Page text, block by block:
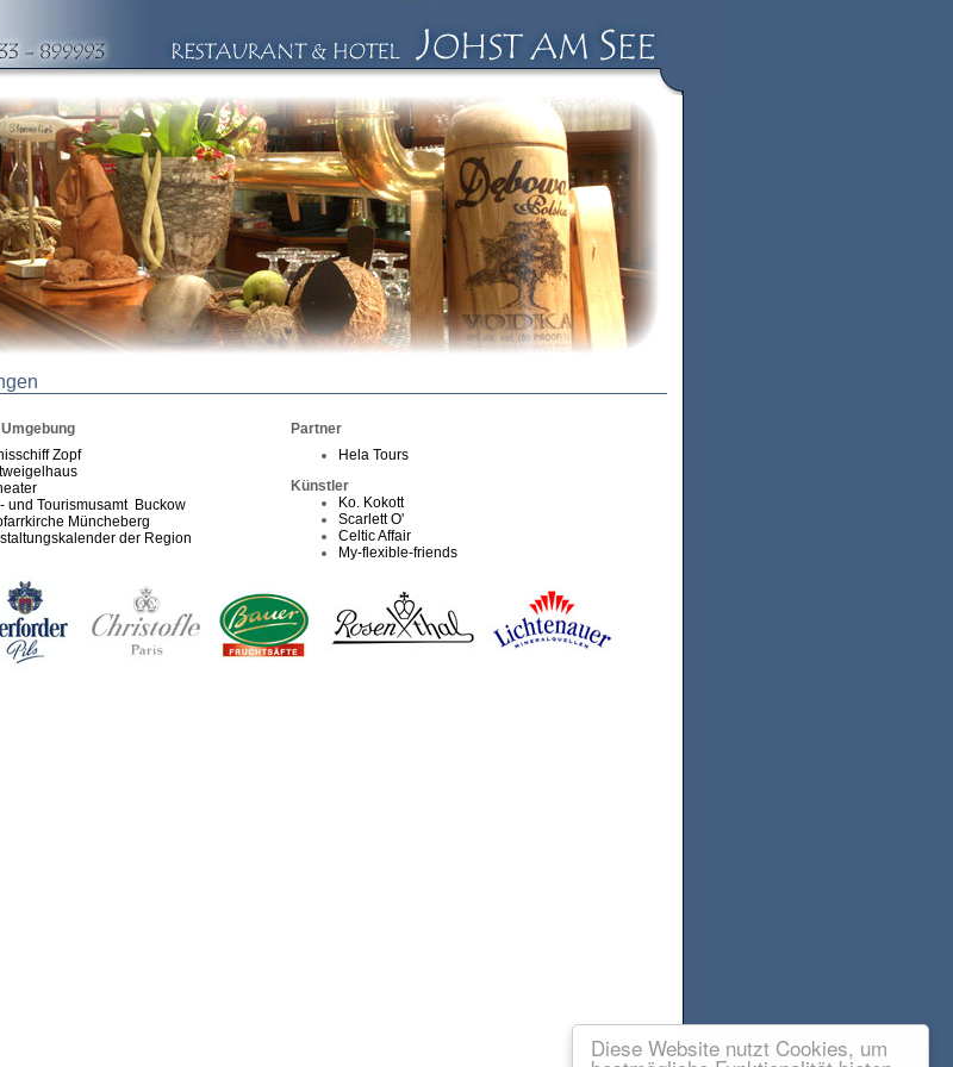
Diese Website nutzt Cookies, um
Partner
Zopf
und Tourismusamt Buckow
Müncheberg
der Region
Hela Tours
Künstler
Ko. Kokott
Scarlett O'
Celtic Affair
My-flexible-friends